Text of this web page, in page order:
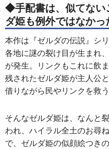
◆手配書は、似てない
ダ姫も例外ではなかっ
本作は『ゼルダの伝説』シ
各地に謎の裂け目が生まれ
が発生。リンクもこれに飲
残されたゼルダ姫が主人公
借りながら民やリンクを救
そんなゼルダ姫は、なんと
われ、ハイラル全土のお尋
で、ゼルダ姫の似顔絵つき